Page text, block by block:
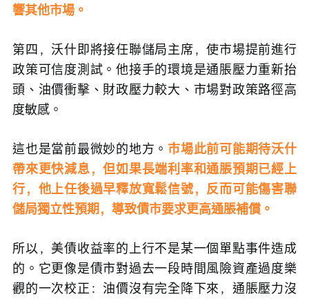
響其他市場。
第四，沃什即將接任聯儲局主席，使市場提前進行
政策可信度測試。他接手的環境是通脹壓力重新抬
頭、油價衝擊、財政壓力較大、市場對政策路徑高
度敏感。
這也是當前最微妙的地方。 市場此前可能期待沃什
帶來更快減息，但如果長端利率和通脹預期已經上
行，他上任後過早釋放寬鬆信號，反而可能傷害聯
儲局獨立性預期，導致債市要求更高通脹補償。
所以，美債收益率的上行不是某一個單點事件造成
的。它更像是債市對過去一段時間風險資產過度樂
觀的一次校正：油價沒有完全降下來，通脹壓力沒